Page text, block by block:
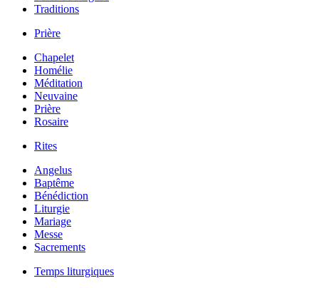
Traditions
Prière
Chapelet
Homélie
Méditation
Neuvaine
Prière
Rosaire
Rites
Angelus
Baptême
Bénédiction
Liturgie
Mariage
Messe
Sacrements
Temps liturgiques